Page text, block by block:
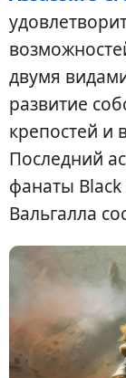
двумя
развитие
крепостей и
Последний
фанаты Black
Вальгалла